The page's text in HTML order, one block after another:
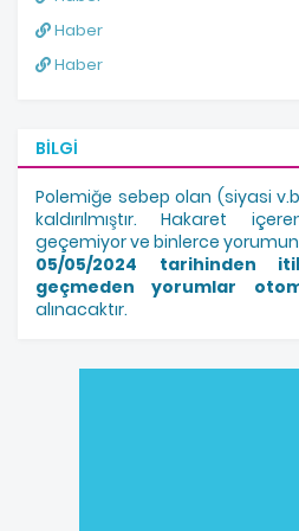
Haber
Haber
BILGI
Polemiğe sebep olan (siyasi
kaldırılmıştır. Hakaret
geçemiyor ve binlerce
05/05/2024 tarihinden
geçmeden yorumlar
alınacaktır.